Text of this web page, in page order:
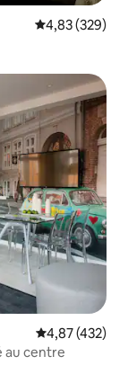
Évaluation
4,83 (329)
Évaluation
4,87 (432)
au centre